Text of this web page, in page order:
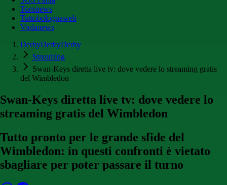
Toronews
Tuttobolognaweb
Violanews
DerbyDerbyDerby
Streaming
Swan-Keys diretta live tv: dove vedere lo streaming gratis
del Wimbledon
Swan-Keys diretta live tv: dove vedere lo
streaming gratis del Wimbledon
Tutto pronto per le grande sfide del
Wimbledon: in questi confronti è vietato
sbagliare per poter passare il turno